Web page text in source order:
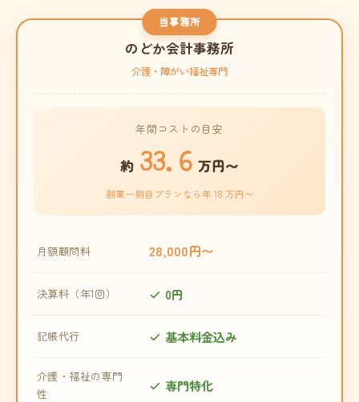
当事務所
のどか会計事務所
介護・障がい福祉専門
年間コストの目安
約 33.6 万円〜
創業一期目プランなら年 18 万円〜
月額顧問料 28,000円〜
決算料（年1回） 0円
記帳代行 基本料金込み
介護・福祉の専門
性
専門特化